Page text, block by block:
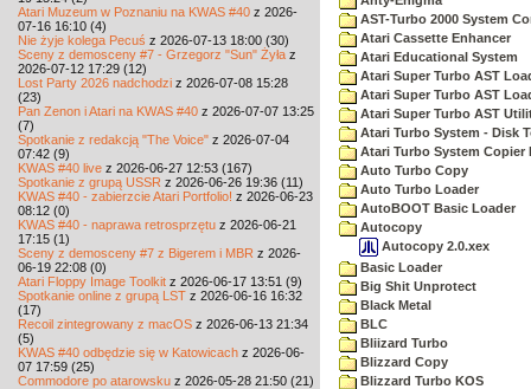
Atari Muzeum w Poznaniu na KWAS #40 z 2026-
07-16 16:10 (4)
Nie żyje kolega Pecuś z 2026-07-13 18:00 (30)
Sceny z demosceny #7 - Grzegorz "Sun" Żyła z
2026-07-12 17:29 (12)
Lost Party 2026 nadchodzi z 2026-07-08 15:28
(23)
Pan Zenon i Atari na KWAS #40 z 2026-07-07 13:25
(7)
Spotkanie z redakcją "The Voice" z 2026-07-04
07:42 (9)
KWAS #40 live z 2026-06-27 12:53 (167)
Spotkanie z grupą USSR z 2026-06-26 19:36 (11)
KWAS #40 - zabierzcie Atari Portfolio! z 2026-06-23
08:12 (0)
KWAS #40 - naprawa retrosprzętu z 2026-06-21
17:15 (1)
Sceny z demosceny #7 z Bigerem i MBR z 2026-
06-19 22:08 (0)
Atari Floppy Image Toolkit z 2026-06-17 13:51 (9)
Spotkanie online z grupą LST z 2026-06-16 16:32
(17)
Recoil zintegrowany z macOS z 2026-06-13 21:34
(5)
KWAS #40 odbędzie się w Katowicach z 2026-06-
07 17:59 (25)
Commodore po atarowsku z 2026-05-28 21:50 (21)
AST-Turbo 2000 System
Atari Cassette Enhancer
Atari Educational System
Atari Super Turbo AST
Atari Super Turbo AST
Atari Super Turbo AST
Atari Turbo System - Disk
Atari Turbo System Copier
Auto Turbo Copy
Auto Turbo Loader
AutoBOOT Basic Loader
Autocopy
Autocopy 2.0.xex
Basic Loader
Big Shit Unprotect
Black Metal
BLC
Bliizard Turbo
Blizzard Copy
Blizzard Turbo KOS